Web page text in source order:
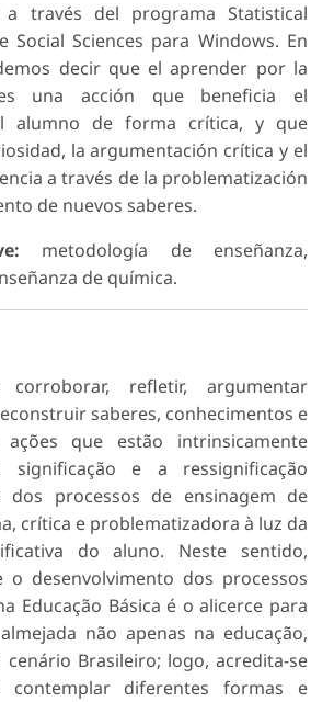
a través del programa Statistical
Social Sciences para Windows. En
decir que el aprender por la
una acción que beneficia el
alumno de forma crítica, y que
la argumentación crítica y el
a través de la problematización
de nuevos saberes.
metodología de enseñanza,
de química.
corroborar, refletir, argumentar
saberes, conhecimentos e
que estão intrinsicamente
significação e a ressignificação
dos processos de ensinagem de
crítica e problematizadora à luz da
do aluno. Neste sentido,
o desenvolvimento dos processos
Educação Básica é o alicerce para
não apenas na educação,
Brasileiro; logo, acredita-se
contemplar diferentes formas e